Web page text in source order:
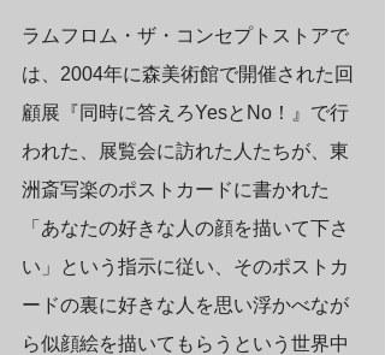
ラムフロム・ザ・コンセプトストアで
は、2004年に森美術館で開催された回
顧展『同時に答えろYesとNo！』で行
われた、展覧会に訪れた人たちが、東
洲斎写楽のポストカードに書かれた
「あなたの好きな人の顔を描いて下さ
い」という指示に従い、そのポストカ
ードの裏に好きな人を思い浮かべなが
ら似顔絵を描いてもらうという世界中